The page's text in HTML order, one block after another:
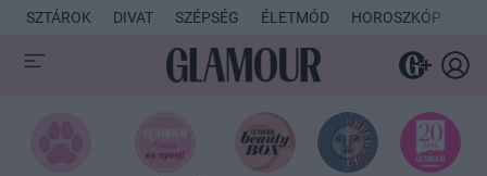
SZTÁROK DIVAT SZÉPSÉG ÉLETMÓD HOROSZKÓP